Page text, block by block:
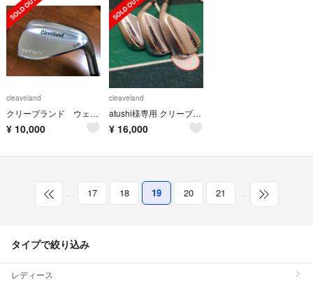
cleaveland
クリーブランド ウェッジ 52° RTX4 新品
¥ 10,000
cleaveland
atushi様専用 クリーブランド RTX ZIPCORE 50° 56° 2本
¥ 16,000
… 17 18 19 20 21 …
タイプで絞り込み
レディース